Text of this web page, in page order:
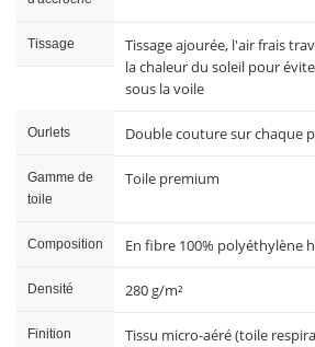
Tissage
Tissage ajourée, l'air frais
la chaleur du soleil pour
sous la voile
Ourlets Double couture sur chaque
Gamme de
toile
Toile premium
Composition En fibre 100% polyéthylène
Densité 280 g/m²
Finition Tissu micro-aéré (toile